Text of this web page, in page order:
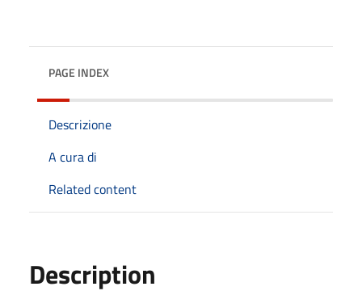
PAGE INDEX
Descrizione
A cura di
Related content
Description